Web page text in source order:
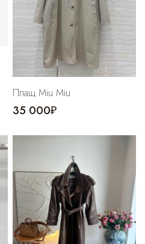
Плащ Miu Miu
35 000₽